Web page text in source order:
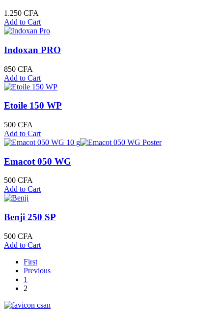
1.250 CFA
Add to Cart
Indoxan PRO
850 CFA
Add to Cart
Etoile 150 WP
500 CFA
Add to Cart
Emacot 050 WG
500 CFA
Add to Cart
Benji 250 SP
500 CFA
Add to Cart
First
Previous
1
2